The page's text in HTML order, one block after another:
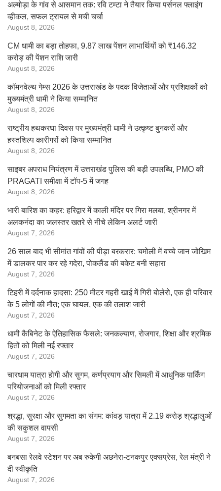
अल्मोड़ा के गांव से आसमान तक: रवि टम्टा ने तैयार किया पर्सनल फ्लाइंग
व्हीकल, सफल ट्रायल से मची चर्चा
August 8, 2026
CM धामी का बड़ा तोहफा, 9.87 लाख पेंशन लाभार्थियों को ₹146.32
करोड़ की पेंशन राशि जारी
August 8, 2026
कॉमनवेल्थ गेम्स 2026 के उत्तराखंड के पदक विजेताओं और प्रशिक्षकों को
मुख्यमंत्री धामी ने किया सम्मानित
August 8, 2026
राष्ट्रीय हथकरघा दिवस पर मुख्यमंत्री धामी ने उत्कृष्ट बुनकरों और
हस्तशिल्प कारीगरों को किया सम्मानित
August 8, 2026
साइबर अपराध नियंत्रण में उत्तराखंड पुलिस की बड़ी उपलब्धि, PMO की
PRAGATI समीक्षा में टॉप-5 में जगह
August 8, 2026
भारी बारिश का कहर: हरिद्वार में काली मंदिर पर गिरा मलबा, श्रीनगर में
अलकनंदा का जलस्तर खतरे से नीचे लेकिन अलर्ट जारी
August 7, 2026
26 साल बाद भी सीमांत गांवों की पीड़ा बरकरार: चमोली में बच्चे जान जोखिम
में डालकर पार कर रहे गदेरा, पोकलैंड की बकेट बनी सहारा
August 7, 2026
टिहरी में दर्दनाक हादसा: 250 मीटर गहरी खाई में गिरी बोलेरो, एक ही परिवार
के 5 लोगों की मौत; एक घायल, एक की तलाश जारी
August 7, 2026
धामी कैबिनेट के ऐतिहासिक फैसले: जनकल्याण, रोजगार, शिक्षा और श्रमिक
हितों को मिली नई रफ्तार
August 7, 2026
चारधाम यात्रा होगी और सुगम, कर्णप्रयाग और सिमली में आधुनिक पार्किंग
परियोजनाओं को मिली रफ्तार
August 7, 2026
श्रद्धा, सुरक्षा और सुगमता का संगम: कांवड़ यात्रा में 2.19 करोड़ श्रद्धालुओं
की सकुशल वापसी
August 7, 2026
बनबसा रेलवे स्टेशन पर अब रुकेगी अछनेरा-टनकपुर एक्सप्रेस, रेल मंत्री ने
दी स्वीकृति
August 7, 2026